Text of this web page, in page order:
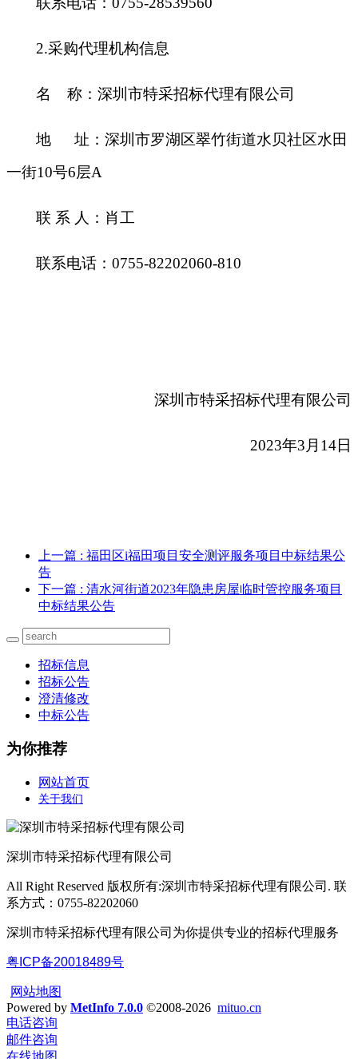
2.采购代理机构信息
名 称：深圳市特采招标代理有限公司
地 址：深圳市罗湖区翠竹街道水贝社区水田
一街10号6层A
联 系 人：肖工
联系电话：0755-82202060-810
深圳市特采招标代理有限公司
2023年3月14日
上一篇 : 福田区i福田项目安全测评服务项目中标结果公
告
下一篇 : 清水河街道2023年隐患房屋临时管控服务项目
中标结果公告
招标信息
招标公告
澄清修改
中标公告
为你推荐
网站首页
关于我们
深圳市特采招标代理有限公司
All Right Reserved 版权所有:深圳市特采招标代理有限公司. 联
系方式：0755-82202060
深圳市特采招标代理有限公司为你提供专业的招标代理服务
粤ICP备20018489号
网站地图
Powered by MetInfo 7.0.0 ©2008-2026 mituo.cn
电话咨询
邮件咨询
在线地图